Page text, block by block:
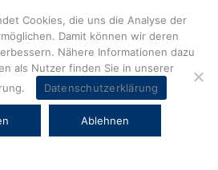
ERP Beratung und
Cookies, die uns die Analyse der
Damit können wir deren
Nähere Informationen dazu
als Nutzer finden Sie in unserer
Datenschutzerklärung
Ablehnen